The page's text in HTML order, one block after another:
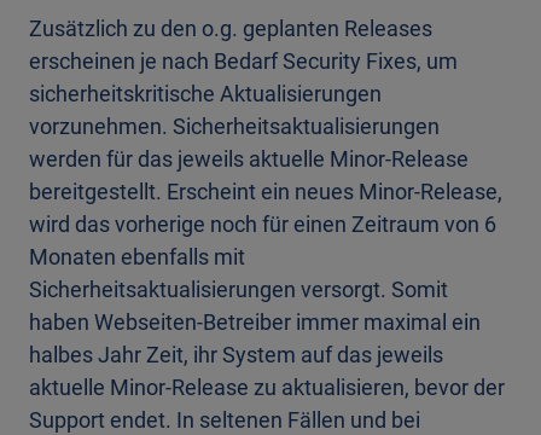
Zusätzlich zu den o.g. geplanten Releases
erscheinen je nach Bedarf Security Fixes, um
sicherheitskritische Aktualisierungen
vorzunehmen. Sicherheitsaktualisierungen
werden für das jeweils aktuelle Minor-Release
bereitgestellt. Erscheint ein neues Minor-Release,
wird das vorherige noch für einen Zeitraum von 6
Monaten ebenfalls mit
Sicherheitsaktualisierungen versorgt. Somit
haben Webseiten-Betreiber immer maximal ein
halbes Jahr Zeit, ihr System auf das jeweils
aktuelle Minor-Release zu aktualisieren, bevor der
Support endet. In seltenen Fällen und bei